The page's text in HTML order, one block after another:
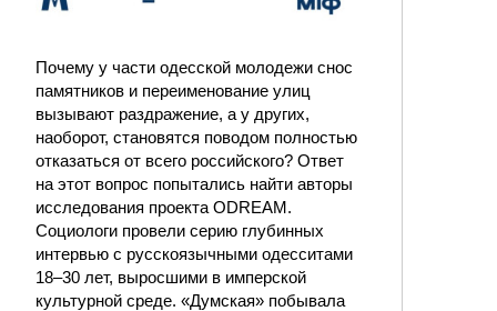
Почему у части одесской молодежи снос
памятников и переименование улиц
вызывают раздражение, а у других,
наоборот, становятся поводом полностью
отказаться от всего российского? Ответ
на этот вопрос попытались найти авторы
исследования проекта ODREAM.
Социологи провели серию глубинных
интервью с русскоязычными одесситами
18–30 лет, выросшими в имперской
культурной среде. «Думская» побывала